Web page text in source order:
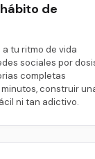
de
tu ritmo de vida
sociales por
completas
construir
ni tan adictivo.